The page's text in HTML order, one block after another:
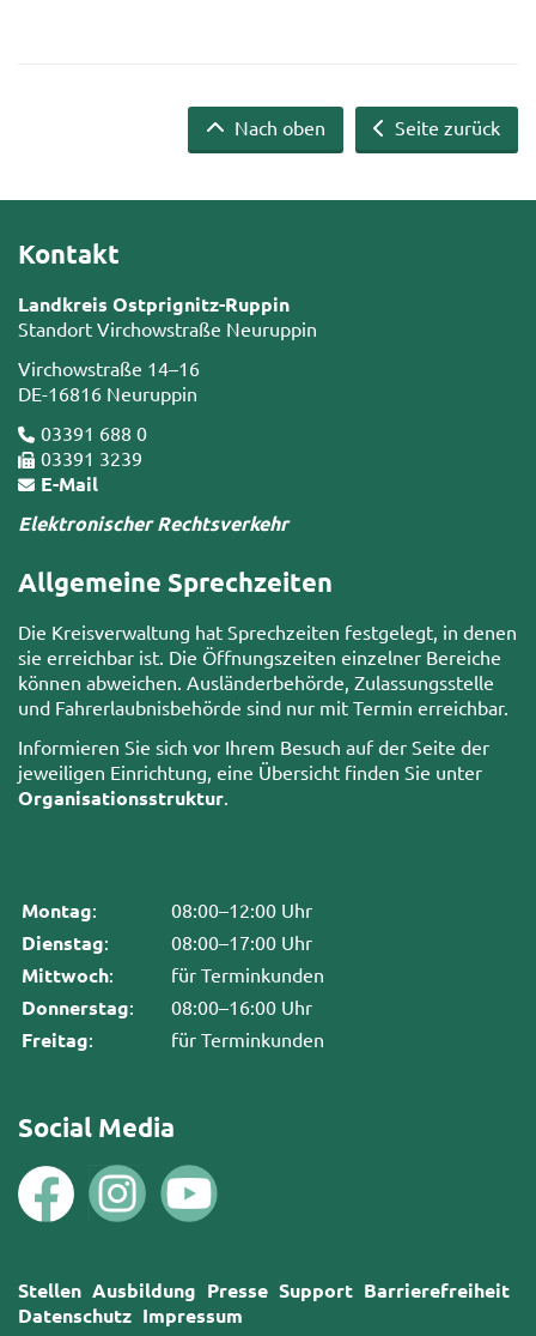
Seite zurück
Nach oben
Kontakt
Landkreis Ostprignitz-Ruppin
Standort Virchowstraße Neuruppin
Virchowstraße 14–16
DE-16816 Neuruppin
03391 688 0
03391 3239
E-Mail
Elektronischer Rechtsverkehr
Allgemeine Sprechzeiten
Die Kreisverwaltung hat Sprechzeiten festgelegt, in denen
sie erreichbar ist. Die Öffnungszeiten einzelner Bereiche
können abweichen. Ausländerbehörde, Zulassungsstelle
und Fahrerlaubnisbehörde sind nur mit Termin erreichbar.
Informieren Sie sich vor Ihrem Besuch auf der Seite der
jeweiligen Einrichtung, eine Übersicht finden Sie unter
Organisationsstruktur
Montag: 08:00–12:00 Uhr
Dienstag: 08:00–17:00 Uhr
Mittwoch: für Terminkunden
Donnerstag: 08:00–16:00 Uhr
Freitag: für Terminkunden
Social Media
Stellen Ausbildung Presse Support Barrierefreiheit
Datenschutz Impressum